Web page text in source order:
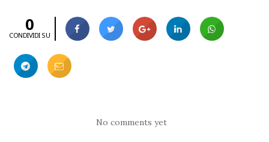
0
CONDIVIDI SU
No comments yet